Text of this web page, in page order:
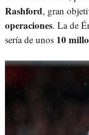
Rashford, gran
operaciones. La de
sería de unos 10